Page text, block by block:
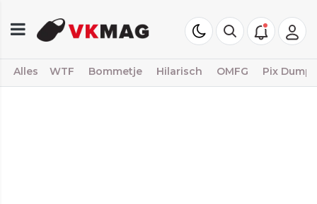
Alles WTF Bommetje Hilarisch OMFG Pix Dump